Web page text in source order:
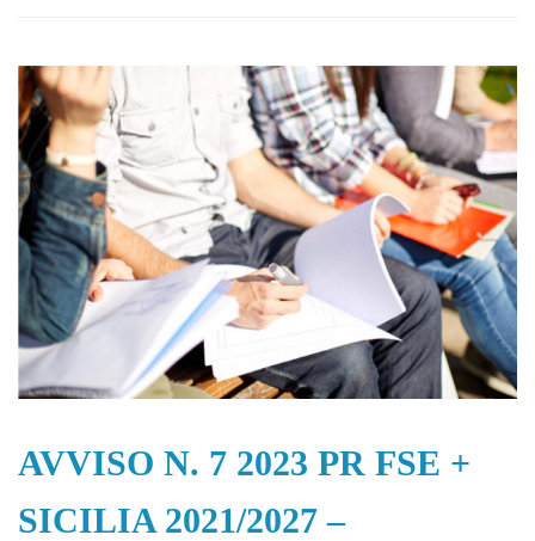
AVVISO N. 7 2023 PR FSE +
SICILIA 2021/2027 –